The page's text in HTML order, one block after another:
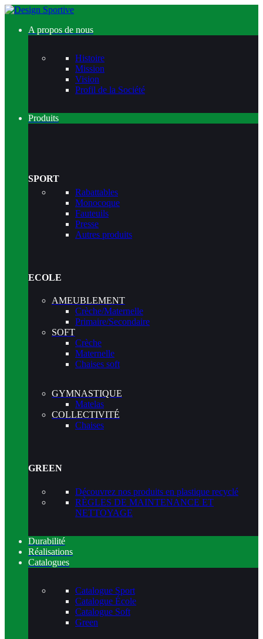
A propos de nous
Histoire
Mission
Vision
Profil de la Société
Produits
SPORT
Rabattables
Monocoque
Fauteuils
Presse
Autres produits
ECOLE
AMEUBLEMENT
Crèche/Maternelle
Primaire/Secondaire
SOFT
Crèche
Maternelle
Chaises soft
GYMNASTIQUE
Matelas
COLLECTIVITÉ
Chaises
GREEN
Découvrez nos produits en plastique recyclé
RÈGLES DE MAINTENANCE ET
NETTOYAGE
Durabilité
Réalisations
Catalogues
Catalogue Sport
Catalogue École
Catalogue Soft
Green